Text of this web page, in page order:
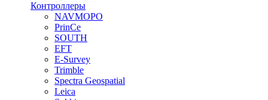
Контроллеры
NAVMOPO
PrinCe
SOUTH
EFT
E-Survey
Trimble
Spectra Geospatial
Leica